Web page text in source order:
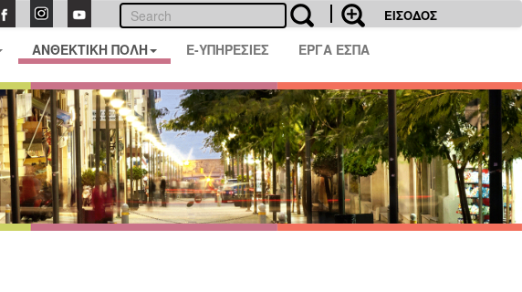
ΕΙΣΟΔΟΣ
ΑΝΘΕΚΤΙΚΗ ΠΟΛΗ E-ΥΠΗΡΕΣΙΕΣ ΕΡΓΑ ΕΣΠΑ